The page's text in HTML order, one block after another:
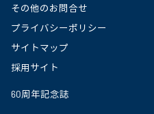
その他のお問合せ
プライバシーポリシー
サイトマップ
採用サイト
60周年記念誌